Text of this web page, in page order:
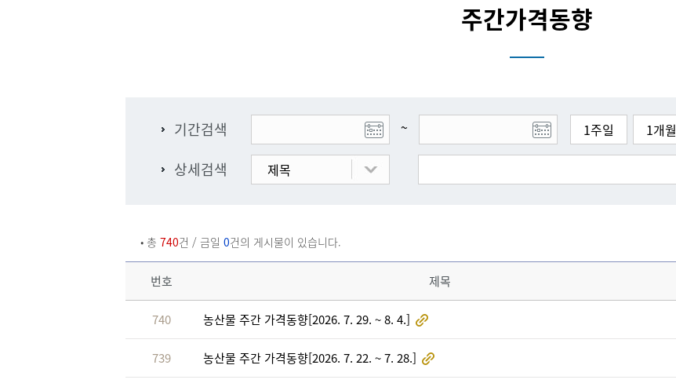
주간가격동향
기간검색 ~ 1주일 1개월
상세검색 제목
• 총 740건 / 금일 0건의 게시물이 있습니다.
번호 제목
740 농산물 주간 가격동향[2026. 7. 29. ~ 8. 4.]
739 농산물 주간 가격동향[2026. 7. 22. ~ 7. 28.]